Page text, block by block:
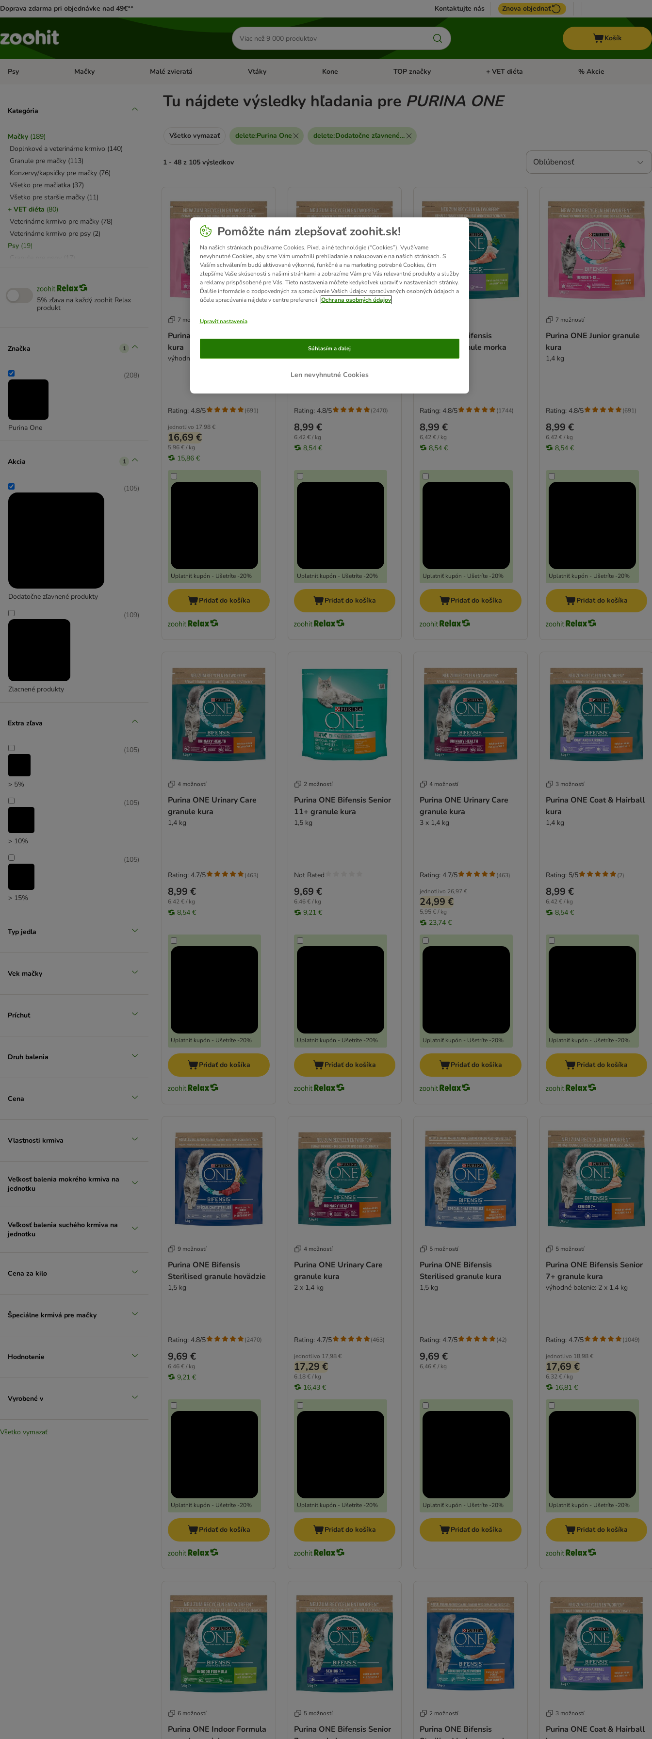
Doprava zdarma pri objednávke nad 49€** Kontaktujte nás Znova objednať
Hľadať
produkty
Košík
Psy Otvoriť menu: Psy
Mačky Otvoriť menu: Mačky
Malé zvieratá Otvoriť menu: Malé zvieratá
Vtáky Otvoriť menu: Vtáky
Kone Otvoriť menu: Kone
TOP značky Otvoriť menu: TOP značky
+ VET diéta Otvoriť menu: + VET diéta
% Akcie
Kategória
Mačky (189)
Doplnkové a veterinárne krmivo (140)
Granule pre mačky (113)
Konzervy/kapsičky pre mačky (76)
Všetko pre mačiatka (37)
Všetko pre staršie mačky (11)
+ VET diéta (80)
Veterinárne krmivo pre mačky (78)
Veterinárne krmivo pre psy (2)
Psy (19)
Konzervy/kapsičky pre psov
Doplnkové a veterinárne krmivo
5% zľava na každý zoohit Relax
produkt
Značka 1
Purina One
(208)
Akcia 1
Dodatočne zľavnené produkty
(105)
Zlacnené produkty
(109)
Extra zľava
> 5%
(105)
> 10%
(105)
> 15%
(105)
Typ jedla
Vek mačky
Príchuť
Druh balenia
Cena
Vlastnosti krmiva
Veľkosť balenia mokrého krmiva na
jednotku
Veľkosť balenia suchého krmiva na
jednotku
Cena za kilo
Špeciálne krmivá pre mačky
Hodnotenie
Vyrobené v
Všetko vymazať
Tu nájdete výsledky hľadania pre PURINA ONE
Všetko vymazať delete:Purina One delete:Dodatočne zľavnené produkty
1 - 48 z 105 výsledkov Obľúbenosť
7 možností
Purina ONE Junior granule
kura
výhodné balenie: 2 x 1,4 kg
jednotlivo 17,98 €
16,69 €
5,96 € / kg
15,86 €
Uplatniť kupón - Ušetríte -20%
Rating: 4.8/5 (691)
Pridať do košíka
Sterilised granule hovädzie
1,4 kg
8,99 €
6,42 € / kg
8,54 €
Uplatniť kupón - Ušetríte -20%
Rating: 4.8/5 (2470)
Pridať do košíka
Purina ONE Bifensis
Sensitive granule morka
1,4 kg
8,99 €
6,42 € / kg
8,54 €
Uplatniť kupón - Ušetríte -20%
Rating: 4.8/5 (1744)
Pridať do košíka
7 možností
Purina ONE Junior granule
kura
1,4 kg
8,99 €
6,42 € / kg
8,54 €
Uplatniť kupón - Ušetríte -20%
Rating: 4.8/5 (691)
Pridať do košíka
4 možností
Purina ONE Urinary Care
granule kura
1,4 kg
8,99 €
6,42 € / kg
8,54 €
Uplatniť kupón - Ušetríte -20%
Rating: 4.7/5 (463)
Pridať do košíka
2 možností
Purina ONE Bifensis Senior
11+ granule kura
1,5 kg
9,69 €
6,46 € / kg
9,21 €
Uplatniť kupón - Ušetríte -20%
Not Rated
Pridať do košíka
4 možností
Purina ONE Urinary Care
granule kura
3 x 1,4 kg
jednotlivo 26,97 €
24,99 €
5,95 € / kg
23,74 €
Uplatniť kupón - Ušetríte -20%
Rating: 4.7/5 (463)
Pridať do košíka
3 možností
Purina ONE Coat & Hairball
kura
1,4 kg
8,99 €
6,42 € / kg
8,54 €
Uplatniť kupón - Ušetríte -20%
Rating: 5/5 (2)
Pridať do košíka
9 možností
Purina ONE Bifensis
Sterilised granule hovädzie
1,5 kg
9,69 €
6,46 € / kg
9,21 €
Uplatniť kupón - Ušetríte -20%
Rating: 4.8/5 (2470)
Pridať do košíka
4 možností
Purina ONE Urinary Care
granule kura
2 x 1,4 kg
jednotlivo 17,98 €
17,29 €
6,18 € / kg
16,43 €
Uplatniť kupón - Ušetríte -20%
Rating: 4.7/5 (463)
Pridať do košíka
5 možností
Purina ONE Bifensis
Sterilised granule kura
1,5 kg
9,69 €
6,46 € / kg
Uplatniť kupón - Ušetríte -20%
Rating: 4.7/5 (42)
Pridať do košíka
5 možností
Purina ONE Bifensis Senior
7+ granule kura
výhodné balenie: 2 x 1,4 kg
jednotlivo 18,98 €
17,69 €
6,32 € / kg
16,81 €
Uplatniť kupón - Ušetríte -20%
Rating: 4.7/5 (1049)
Pridať do košíka
6 možností
Purina ONE Indoor Formula
5 možností
Purina ONE Bifensis Senior
2 možností
Purina ONE Bifensis
3 možností
Purina ONE Coat & Hairball
Pomôžte nám zlepšovať zoohit.sk!
Na našich stránkach používame Cookies, Pixel a iné technológie (“Cookies”). Využívame
nevyhnutné Cookies, aby sme Vám umožnili prehliadanie a nakupovanie na našich stránkach. S
Vaším schválením budú aktivované výkonné, funkčné a na marketing potrebné Cookies, čím
zlepšíme Vaše skúsenosti s našimi stránkami a zobrazíme Vám pre Vás relevantné produkty a služby
a reklamy prispôsobené pre Vás. Tieto nastavenia môžete kedykoľvek upraviť v nastaveniach stránky.
Ďalšie informácie o zodpovedných za spracúvanie Vašich údajov, spracúvaných osobných údajoch a
účele spracúvania nájdete v centre preferencií Ochrana osobných údajov
Upraviť nastavenia
Len nevyhnutné Cookies
Súhlasím a ďalej